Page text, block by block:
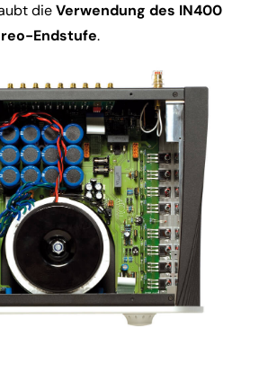
dieVerwendung des IN400
Endstufe.